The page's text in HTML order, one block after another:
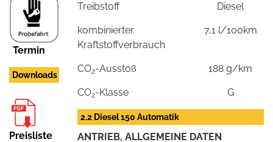
Termin
Downloads
Preisliste
Treibstoff
Diesel
kombinierter
Kraftstoffverbrauch
7,1 l/100km
CO2-Ausstoß 188 g/km
CO2-Klasse G
2.2 Diesel 150 Automatik
ANTRIEB, ALLGEMEINE DATEN